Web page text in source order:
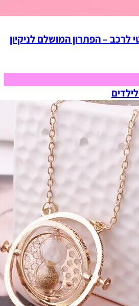
לרכב – הפתרון המושלם לניקיון